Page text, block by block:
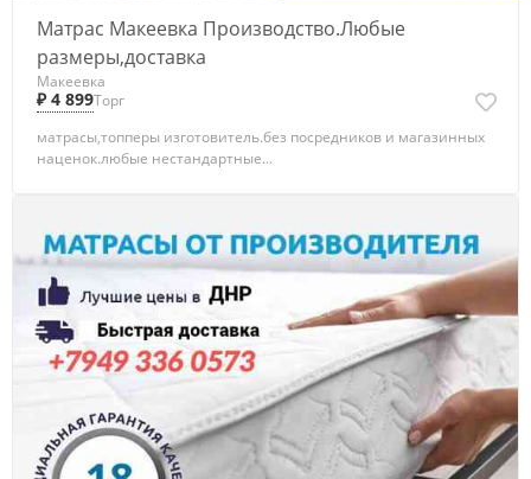
Матрас Макеевка Производство.Любые
размеры,доставка
Макеевка
₽ 4 899Торг
матрасы,топперы изготовитель.без посредников и магазинных
наценок.любые нестандартные...